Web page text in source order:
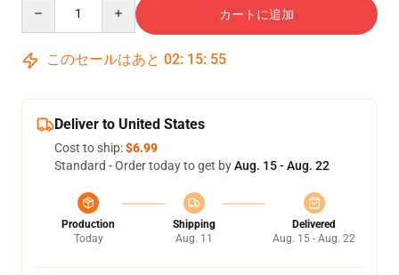
カートに追加
このセールはあと 02: 15: 54
Deliver to United States
Cost to ship:$6.99
Standard - Order today to get byAug. 15 - Aug. 22
Production
Today
Shipping
Aug. 11
Delivered
Aug. 15 - Aug. 22